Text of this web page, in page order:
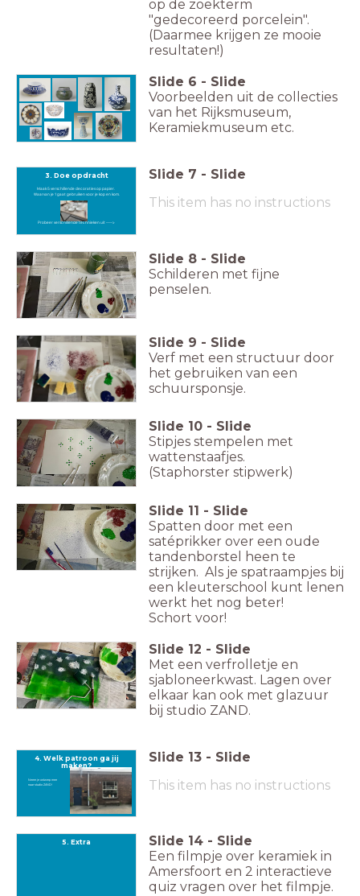
op de zoekterm
"gedecoreerd porcelein".
(Daarmee krijgen ze mooie
resultaten!)
Slide 6 - Slide
Voorbeelden uit de collecties
van het Rijksmuseum,
Keramiekmuseum etc.
3. Doe opdracht
Maak 5 verschillende decoraties op papier.
Waarvan je 1 gaat gebruiken voor je kop en kom.
Probeer verschillende technieken uit ---->
Slide 7 - Slide
This item has no instructions
Slide 8 - Slide
Schilderen met fijne
penselen.
Slide 9 - Slide
Verf met een structuur door
het gebruiken van een
schuursponsje.
Slide 10 - Slide
Stipjes stempelen met
wattenstaafjes.
(Staphorster stipwerk)
Slide 11 - Slide
Spatten door met een
satéprikker over een oude
tandenborstel heen te
strijken. Als je spatraampjes bij
een kleuterschool kunt lenen
werkt het nog beter!
Schort voor!
Slide 12 - Slide
Met een verfrolletje en
sjabloneerkwast. Lagen over
elkaar kan ook met glazuur
bij studio ZAND.
4. Welk patroon ga jij
maken?
Neem je ontwerp mee
naar studio ZAND!
Slide 13 - Slide
This item has no instructions
5. Extra Slide 14 - Slide
Een filmpje over keramiek in
Amersfoort en 2 interactieve
quiz vragen over het filmpje.